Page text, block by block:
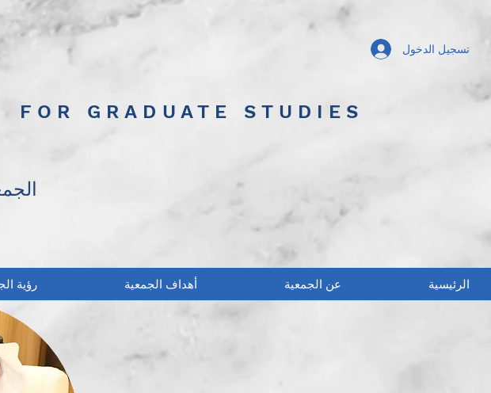
تسجيل الدخول
FOR GRADUATE STUDIES
رؤية أهداف الجمعية عن الجمعية الرئيسية